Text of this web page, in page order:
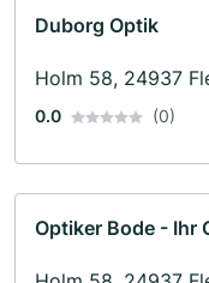
Duborg Optik
Holm 58, 24937
0.0 (0)
Optiker Bode - Ihr